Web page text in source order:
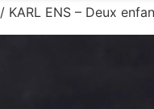
/ KARL ENS – Deux